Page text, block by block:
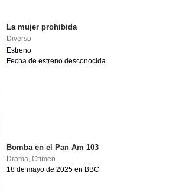
La mujer prohibida
Diverso
Estreno
Fecha de estreno desconocida
Bomba en el Pan Am 103
Drama,Crimen
18 de mayo de 2025 en BBC